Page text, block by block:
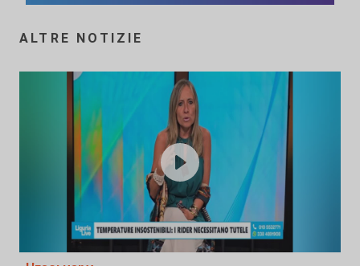
ALTRE NOTIZIE